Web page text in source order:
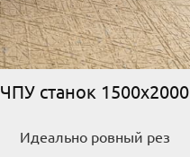
ЧПУ станок 1500х2000
Идеально ровный рез